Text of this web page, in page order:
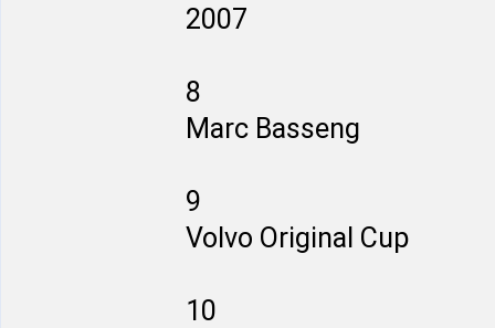
2007
8
Marc Basseng
9
Volvo Original Cup
10